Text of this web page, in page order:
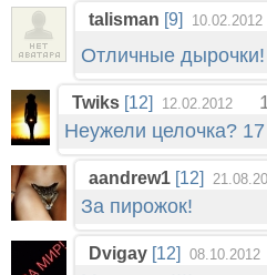
talisman [9] 10.02.2012
Отличные дырочки!
Twiks [12] 12.02.2012
Неужели целочка?
aandrew1 [12]
За пирожок!
Dvigay [12] 08.10.2012